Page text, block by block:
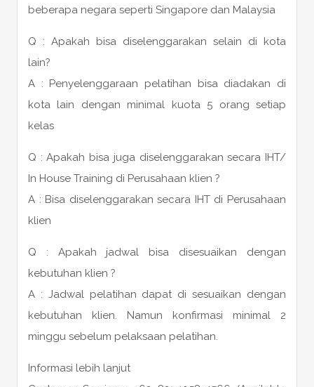
beberapa negara seperti Singapore dan Malaysia
Q : Apakah bisa diselenggarakan selain di kota
lain?
A : Penyelenggaraan pelatihan bisa diadakan di
kota lain dengan minimal kuota 5 orang setiap
kelas
Q : Apakah bisa juga diselenggarakan secara IHT/
In House Training di Perusahaan klien ?
A : Bisa diselenggarakan secara IHT di Perusahaan
klien
Q : Apakah jadwal bisa disesuaikan dengan
kebutuhan klien ?
A : Jadwal pelatihan dapat di sesuaikan dengan
kebutuhan klien. Namun konfirmasi minimal 2
minggu sebelum pelaksaan pelatihan.
Informasi lebih lanjut